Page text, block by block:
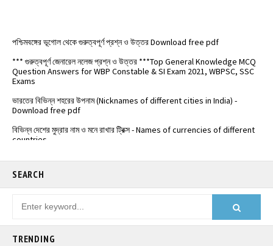
*** গুরুত্বপূর্ণ জেনারেল নলেজ প্রশ্ন ও উত্তর ***Top General Knowledge MCQ
Question Answers for WBP Constable & SI Exam 2021, WBPSC, SSC
Exams
Download free pdf
বিভিন্ন দেশের মুদ্রার নাম ও মনে রাখার ট্রিক্স - Names of currencies of different
countries
SEARCH
TRENDING